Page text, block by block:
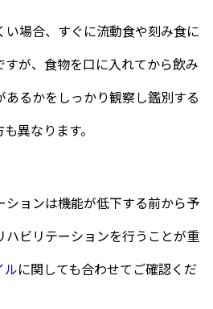
場合、すぐに流動食や刻み食に
が、食物を口に入れてから飲み
るかをしっかり観察し鑑別する
異なります。
ョンは機能が低下する前から予
ハビリテーションを行うことが重
ルに関しても合わせてご確認くだ